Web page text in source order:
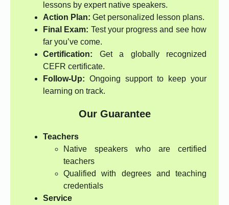
lessons by expert native speakers.
Action Plan: Get personalized lesson plans.
Final Exam: Test your progress and see how
far you’ve come.
Certification: Get a globally recognized
CEFR certificate.
Follow-Up: Ongoing support to keep your
learning on track.
Our Guarantee
Teachers
Native speakers who are certified
teachers
Qualified with degrees and teaching
credentials
Service